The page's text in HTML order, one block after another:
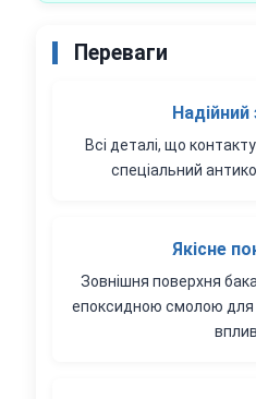
Переваги
Надійний
Всі деталі, що
спеціальний
Якісне
Зовнішня поверхня
епоксидною смолою для